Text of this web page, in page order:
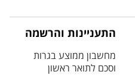
התעניינות והרשמה
מחשבון ממוצע בגרות
וסכם לתואר ראשון